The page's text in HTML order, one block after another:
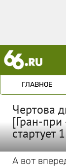
ГЛАВНОЕ
Чертова
[Гран-
стартует
А вот